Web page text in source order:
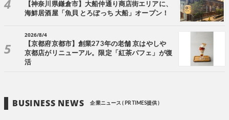
【神奈川県鎌倉市】大船仲通り商店街エリアに、
海鮮居酒屋「魚貝 とろぼっち 大船」オープン！
2026/8/4
【京都府京都市】創業273年の老舗 京はやしや
京都店がリニューアル。限定「紅茶パフェ」が復
活
BUSINESS NEWS 企業ニュース ( PR TIMES提供 )